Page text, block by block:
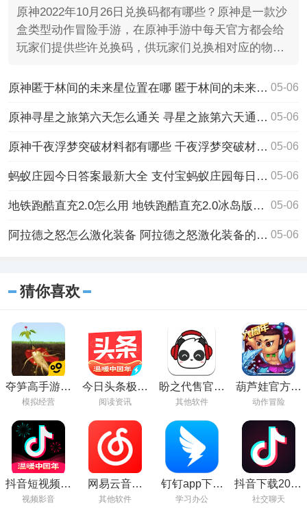
原神2022年10月26日兑换码都有哪些？原神是一款沙
盒类型动作冒险手游，在原神手游中每天官方都会给
玩家们提供些许兑换码，供玩家们兑换相对应的物资
原神匿于林间的未来星位置在哪 匿于林间的未来星位置攻略 05-06
原神寻星之旅第六天怎么通关 寻星之旅第六天通关攻略 05-06
原神千夜浮梦突破材料都有哪些 千夜浮梦突破材料一览 05-06
蚂蚁庄园今日答案最新大全 支付宝蚂蚁庄园每日一题答案汇总 05-06
地铁跑酷直充2.0怎么用 地铁跑酷直充2.0冰岛版使用方法最新分享 05-06
阿拉德之怒怎么激化装备 阿拉德之怒激化装备的方法 05-06
猜你喜欢
夺笋高手游戏
下载安装最新
模拟经营
今日头条极速
版官方免费下
阅读资讯
盼之代售官方
下载
其他软件
葫芦娃官方免
费下载
动作冒险
抖音短视频最
新版本2023
视频影音
网易云音乐
v7.0新版正式
其他软件
钉钉app下载
并安装
学习办公
抖音下载2022
最新版
社交聊天